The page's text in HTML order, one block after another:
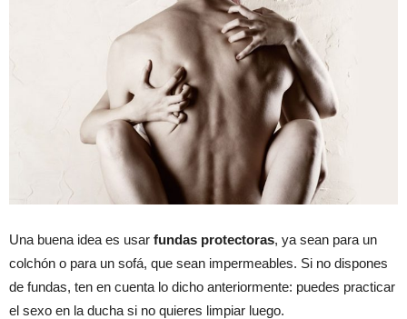
Una buena idea es usar fundas protectoras, ya sean para un
colchón o para un sofá, que sean impermeables. Si no dispones
de fundas, ten en cuenta lo dicho anteriormente: puedes practicar
el sexo en la ducha si no quieres limpiar luego.